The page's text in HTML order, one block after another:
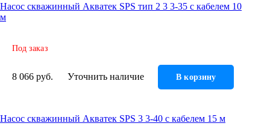
Насос скважинный Акватек SPS тип 2 3 3-35 с кабелем 10
м
Под заказ
8 066 руб. Уточнить наличие В корзину
Насос скважинный Акватек SPS 3 3-40 с кабелем 15 м